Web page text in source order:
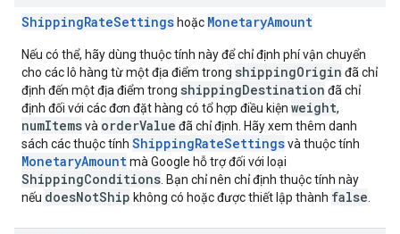
ShippingRateSettings hoặc MonetaryAmount
Nếu có thể, hãy dùng thuộc tính này để chỉ định phí vận chuyển
cho các lô hàng từ một địa điểm trong shippingOrigin đã chỉ
định đến một địa điểm trong shippingDestination đã chỉ
định đối với các đơn đặt hàng có tổ hợp điều kiện weight,
numItemsvà orderValue đã chỉ định. Hãy xem thêm danh
sách các thuộc tính ShippingRateSettingsvà thuộc tính
MonetaryAmountmà Google hỗ trợ đối với loại
ShippingConditions . Bạn chỉ nên chỉ định thuộc tính này
nếu doesNotShip không có hoặc được thiết lập thành false